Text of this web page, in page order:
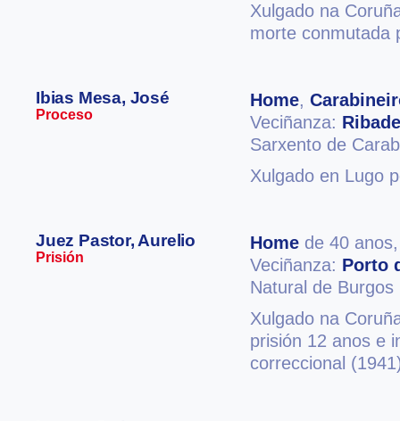
Xulgado na
morte conmutada
Ibias Mesa, José
Proceso
Home,
Veciñanza:
Sarxento de
Xulgado en Lugo
Juez Pastor, Aurelio
Prisión
Home de 40
Veciñanza: Porto
Natural de Burgos
Xulgado na
prisión 12 anos e
correccional